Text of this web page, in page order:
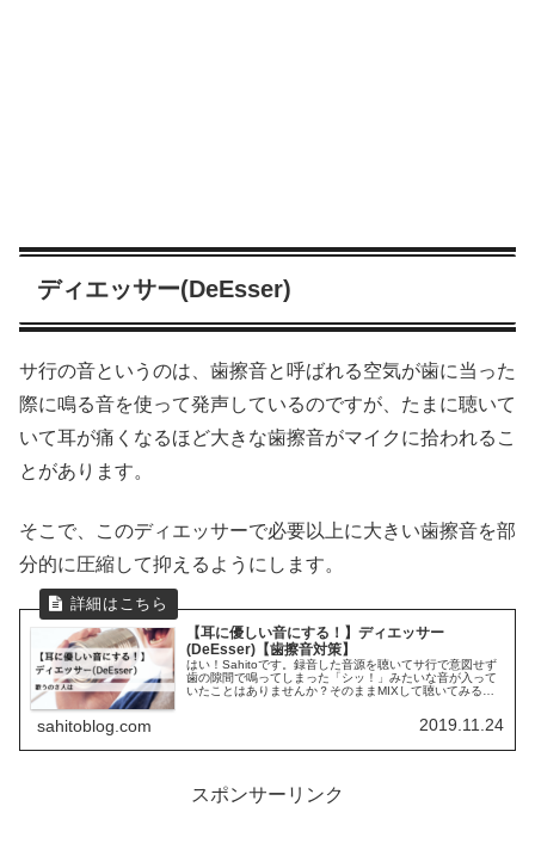
ディエッサー(DeEsser)
サ行の音というのは、歯擦音と呼ばれる空気が歯に当った
際に鳴る音を使って発声しているのですが、たまに聴いて
いて耳が痛くなるほど大きな歯擦音がマイクに拾われるこ
とがあります。
そこで、このディエッサーで必要以上に大きい歯擦音を部
分的に圧縮して抑えるようにします。
【耳に優しい音にする！】ディエッサー
(DeEsser)【歯擦音対策】
はい！Sahitoです。録音した音源を聴いてサ行で意図せず
歯の隙間で鳴ってしまった「シッ！」みたいな音が入って
いたことはありませんか？そのままMIXして聴いてみると
sahitoblog.com 2019.11.24
スポンサーリンク